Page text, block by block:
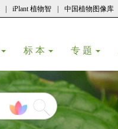
iPlant 植物智 中国植物图像库
标 本 专 题